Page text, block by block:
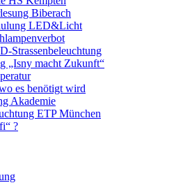
Biberach
LED&Licht
Strassenbeleuchtung
„Isny macht Zukunft“
es benötigt wird
Akademie
ETP München
?